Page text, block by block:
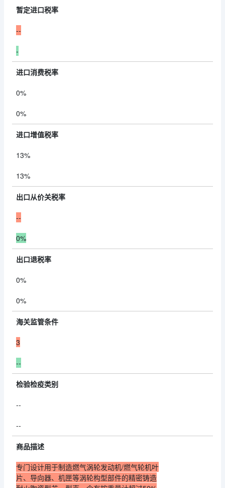
暂定进口税率
--
-
进口消费税率
0%
0%
进口增值税率
13%
13%
出口从价关税率
--
0%
出口退税率
0%
0%
海关监管条件
3
--
检验检疫类别
--
--
商品描述
专门设计用于制造燃气涡轮发动机/燃气轮机叶
片、导向器、机匣等涡轮构型部件的精密铸造